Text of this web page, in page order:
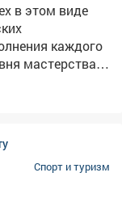
в этом виде
каждого
мастерства.
атлетика
спорте.
Спорт и туризм